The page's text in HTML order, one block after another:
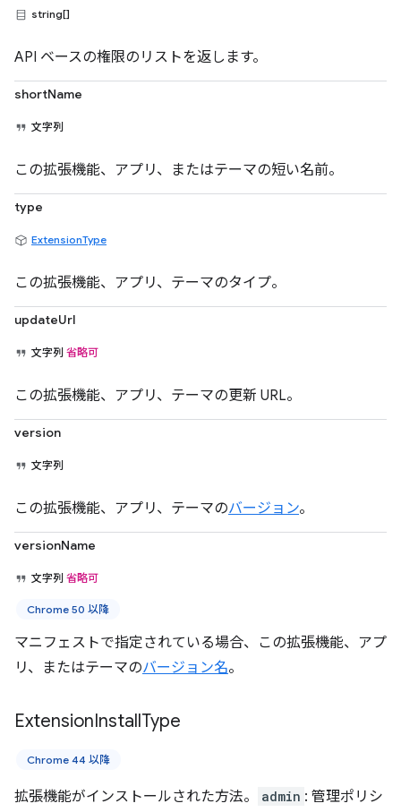
string[]
API ベースの権限のリストを返します。
shortName
文字列
この拡張機能、アプリ、またはテーマの短い名前。
type
ExtensionType
この拡張機能、アプリ、テーマのタイプ。
updateUrl
文字列 省略可
この拡張機能、アプリ、テーマの更新 URL。
version
文字列
この拡張機能、アプリ、テーマのバージョン。
versionName
文字列 省略可
Chrome 50 以降
マニフェストで指定されている場合、この拡張機能、アプ
リ、またはテーマのバージョン名。
ExtensionInstallType
Chrome 44 以降
拡張機能がインストールされた方法。 admin : 管理ポリシ